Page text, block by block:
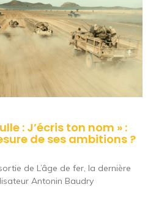
: J’écris ton nom » :
de ses ambitions ?
de L’âge de fer, la dernière
Antonin Baudry